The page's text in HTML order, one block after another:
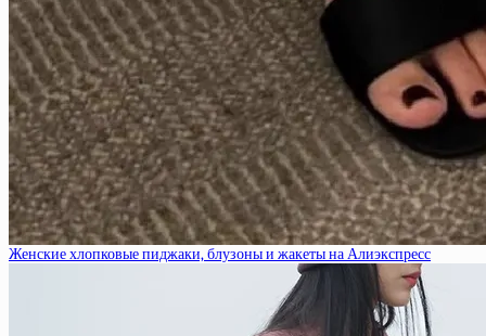
Женские хлопковые пиджаки, блузоны и жакеты на Алиэкспресс